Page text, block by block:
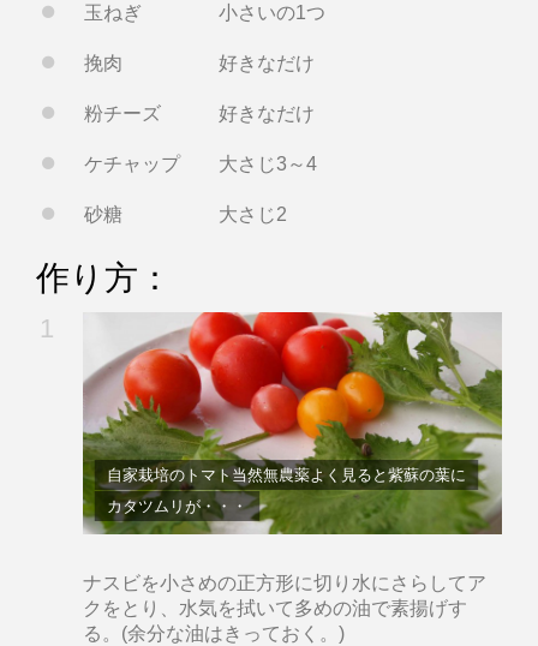
玉ねぎ 小さいの1つ
挽肉 好きなだけ
粉チーズ 好きなだけ
ケチャップ 大さじ3～4
砂糖 大さじ2
作り方：
自家栽培のトマト当然無農薬よく見ると紫蘇の葉に
カタツムリが・・・
ナスビを小さめの正方形に切り水にさらしてア
クをとり、水気を拭いて多めの油で素揚げす
る。(余分な油はきっておく。)